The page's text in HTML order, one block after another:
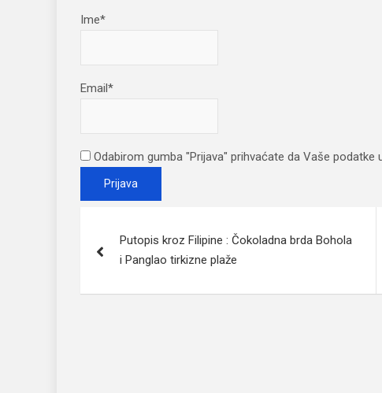
Ime*
Email*
Odabirom gumba "Prijava" prihvaćate da Vaše podatke
navigation
Putopis kroz Filipine : Čokoladna brda Bohola
i Panglao tirkizne plaže